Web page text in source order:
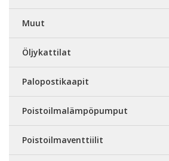
Muut
Öljykattilat
Palopostikaapit
Poistoilmalämpöpumput
Poistoilmaventtiilit